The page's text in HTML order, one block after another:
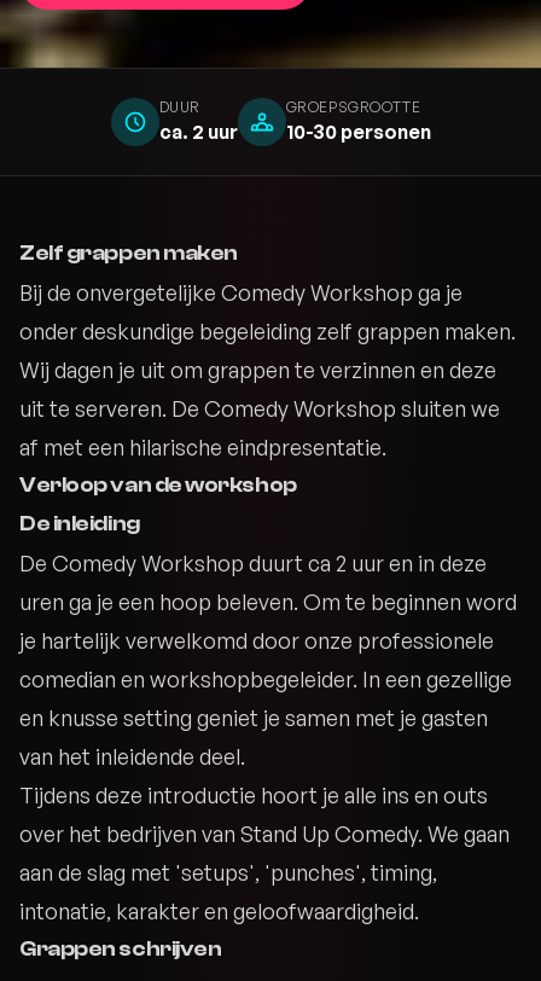
DUUR
ca. 2 uur
GROEPSGROOTTE
10-30 personen
Zelf grappen maken
Bij de onvergetelijke Comedy Workshop ga je
onder deskundige begeleiding zelf grappen maken.
Wij dagen je uit om grappen te verzinnen en deze
uit te serveren. De Comedy Workshop sluiten we
af met een hilarische eindpresentatie.
Verloop van de workshop
De inleiding
De Comedy Workshop duurt ca 2 uur en in deze
uren ga je een hoop beleven. Om te beginnen word
je hartelijk verwelkomd door onze professionele
comedian en workshopbegeleider. In een gezellige
en knusse setting geniet je samen met je gasten
van het inleidende deel.
Tijdens deze introductie hoort je alle ins en outs
over het bedrijven van Stand Up Comedy. We gaan
aan de slag met 'setups', 'punches', timing,
intonatie, karakter en geloofwaardigheid.
Grappen schrijven